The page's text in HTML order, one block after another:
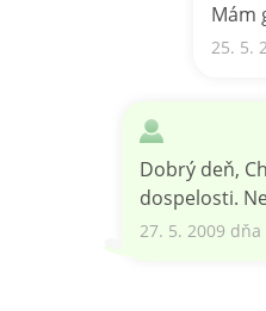
Mám
25. 5.
Dobrý deň,
dospelosti.
27. 5. 2009 dňa